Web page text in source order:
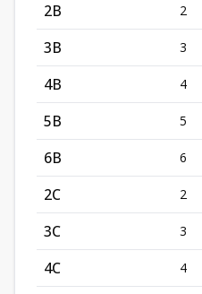
2B 2
3B 3
4B 4
5B 5
6B 6
2C 2
3C 3
4C 4